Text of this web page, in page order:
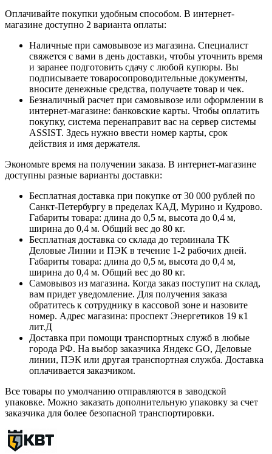
Оплачивайте покупки удобным способом. В интернет-
магазине доступно 2 варианта оплаты:
Наличные при самовывозе из магазина. Специалист
свяжется с вами в день доставки, чтобы уточнить время
и заранее подготовить сдачу с любой купюры. Вы
подписываете товаросопроводительные документы,
вносите денежные средства, получаете товар и чек.
Безналичный расчет при самовывозе или оформлении в
интернет-магазине: банковские карты. Чтобы оплатить
покупку, система перенаправит вас на сервер системы
ASSIST. Здесь нужно ввести номер карты, срок
действия и имя держателя.
Экономьте время на получении заказа. В интернет-магазине
доступны разные варианты доставки:
Бесплатная доставка при покупке от 30 000 рублей по
Санкт-Петербургу в пределах КАД, Мурино и Кудрово.
Габариты товара: длина до 0,5 м, высота до 0,4 м,
ширина до 0,4 м. Общий вес до 80 кг.
Бесплатная доставка со склада до терминала ТК
Деловые Линии и ПЭК в течение 1-2 рабочих дней.
Габариты товара: длина до 0,5 м, высота до 0,4 м,
ширина до 0,4 м. Общий вес до 80 кг.
Самовывоз из магазина. Когда заказ поступит на склад,
вам придет уведомление. Для получения заказа
обратитесь к сотруднику в кассовой зоне и назовите
номер. Адрес магазина: проспект Энергетиков 19 к1
лит.Д
Доставка при помощи транспортных служб в любые
города РФ. На выбор заказчика Яндекс GO, Деловые
линии, ПЭК или другая транспортная служба. Доставка
оплачивается заказчиком.
Все товары по умолчанию отправляются в заводской
упаковке. Можно заказать дополнительную упаковку за счет
заказчика для более безопасной транспортировки.